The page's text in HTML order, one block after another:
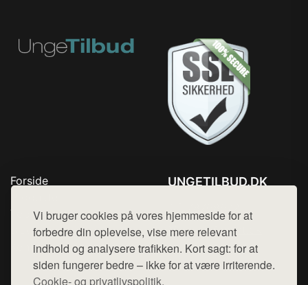
Vi bruger cookies på vores hjemmeside for at
forbedre din oplevelse, vise mere relevant
indhold og analysere trafikken. Kort sagt: for at
siden fungerer bedre – ikke for at være irriterende.
Cookie- og privatlivspolitik.
Forside
Top Rabatter
Blog
Kontakt
UNGETILBUD.DK
Mail: hej@want.dk
Cookie- og privatlivspolitik